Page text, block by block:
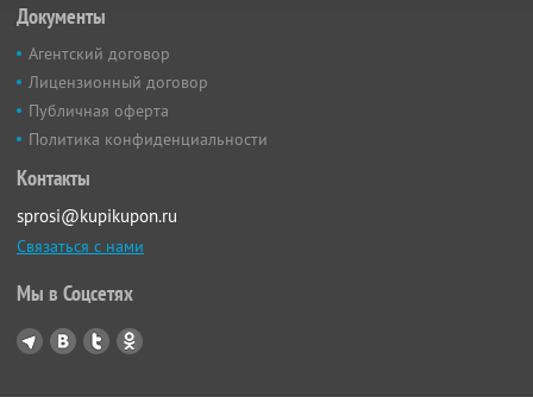
Документы
Агентский договор
Лицензионный договор
Публичная оферта
Политика конфиденциальности
Контакты
sprosi@kupikupon.ru
Связаться с нами
Мы в Соцсетях